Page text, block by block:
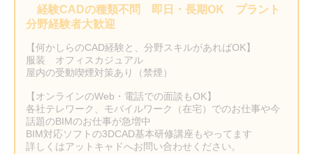
経験CADの種類不問 即日・長期OK プラント
分野経験者大歓迎
【何かしらのCAD経験と、分野スキルがあればOK】
服装 オフィスカジュアル
屋内の受動喫煙対策あり（禁煙）
【オンラインのWeb・電話での面談もOK】
各社テレワーク、モバイルワーク（在宅）でのお仕事や今
話題のBIMのお仕事が急増中
BIM対応ソフトの3DCAD基本研修講座もやってます
詳しくはアットキャドへお問い合わせください。